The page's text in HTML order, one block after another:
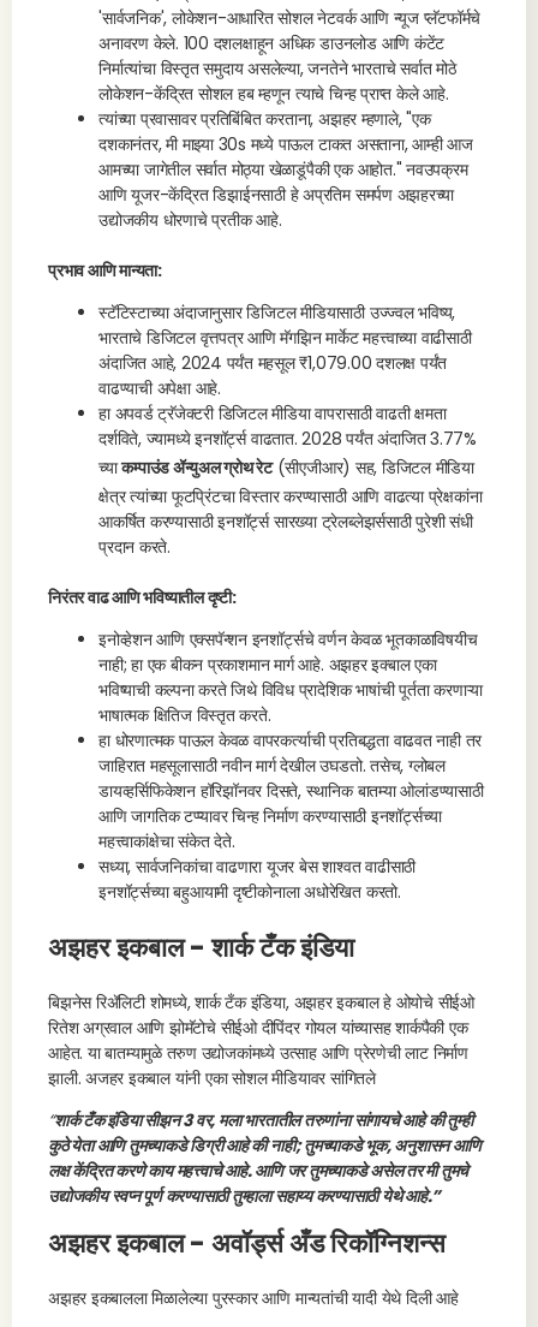
'सार्वजनिक', लोकेशन-आधारित सोशल नेटवर्क आणि न्यूज प्लॅटफॉर्मचे
अनावरण केले. 100 दशलक्षाहून अधिक डाउनलोड आणि कंटेंट
निर्मात्यांचा विस्तृत समुदाय असलेल्या, जनतेने भारताचे सर्वात मोठे
लोकेशन-केंद्रित सोशल हब म्हणून त्याचे चिन्ह प्राप्त केले आहे.
त्यांच्या प्रवासावर प्रतिबिंबित करताना, अझहर म्हणाले, "एक
दशकानंतर, मी माझ्या 30s मध्ये पाऊल टाकत असताना, आम्ही आज
आमच्या जागेतील सर्वात मोठ्या खेळाडूंपैकी एक आहोत." नवउपक्रम
आणि यूजर-केंद्रित डिझाईनसाठी हे अप्रतिम समर्पण अझहरच्या
उद्योजकीय धोरणाचे प्रतीक आहे.
प्रभाव आणि मान्यता:
स्टॅटिस्टाच्या अंदाजानुसार डिजिटल मीडियासाठी उज्ज्वल भविष्य,
भारताचे डिजिटल वृत्तपत्र आणि मॅगझिन मार्केट महत्त्वाच्या वाढीसाठी
अंदाजित आहे, 2024 पर्यंत महसूल ₹1,079.00 दशलक्ष पर्यंत
वाढण्याची अपेक्षा आहे.
हा अपवर्ड ट्रॅजेक्टरी डिजिटल मीडिया वापरासाठी वाढती क्षमता
दर्शविते, ज्यामध्ये इनशॉर्ट्स वाढतात. 2028 पर्यंत अंदाजित 3.77%
च्याकम्पाउंड ॲन्युअल ग्रोथ रेट(सीएजीआर) सह, डिजिटल मीडिया
क्षेत्र त्यांच्या फूटप्रिंटचा विस्तार करण्यासाठी आणि वाढत्या प्रेक्षकांना
आकर्षित करण्यासाठी इनशॉर्ट्स सारख्या ट्रेलब्लेझर्ससाठी पुरेशी संधी
प्रदान करते.
निरंतर वाढ आणि भविष्यातील दृष्टी:
इनोव्हेशन आणि एक्सपॅन्शन इनशॉर्ट्सचे वर्णन केवळ भूतकाळाविषयीच
नाही; हा एक बीकन प्रकाशमान मार्ग आहे. अझहर इक्बाल एका
भविष्याची कल्पना करते जिथे विविध प्रादेशिक भाषांची पूर्तता करणाऱ्या
भाषात्मक क्षितिज विस्तृत करते.
हा धोरणात्मक पाऊल केवळ वापरकर्त्याची प्रतिबद्धता वाढवत नाही तर
जाहिरात महसूलासाठी नवीन मार्ग देखील उघडतो. तसेच, ग्लोबल
डायव्हर्सिफिकेशन हॉरिझॉनवर दिसते, स्थानिक बातम्या ओलांडण्यासाठी
आणि जागतिक टप्प्यावर चिन्ह निर्माण करण्यासाठी इनशॉर्ट्सच्या
महत्त्वाकांक्षेचा संकेत देते.
सध्या, सार्वजनिकांचा वाढणारा यूजर बेस शाश्वत वाढीसाठी
इनशॉर्ट्सच्या बहुआयामी दृष्टीकोनाला अधोरेखित करतो.
अझहर इकबाल - शार्क टँक इंडिया
बिझनेस रिॲलिटी शोमध्ये, शार्क टँक इंडिया, अझहर इकबाल हे ओयोचे सीईओ
रितेश अग्रवाल आणि झोमॅटोचे सीईओ दीपिंदर गोयल यांच्यासह शार्कपैकी एक
आहेत. या बातम्यामुळे तरुण उद्योजकांमध्ये उत्साह आणि प्रेरणेची लाट निर्माण
झाली. अजहर इकबाल यांनी एका सोशल मीडियावर सांगितले
“शार्क टँक इंडिया सीझन 3 वर, मला भारतातील तरुणांना सांगायचे आहे की तुम्ही
कुठे येता आणि तुमच्याकडे डिग्री आहे की नाही; तुमच्याकडे भूक, अनुशासन आणि
लक्ष केंद्रित करणे काय महत्त्वाचे आहे. आणि जर तुमच्याकडे असेल तर मी तुमचे
उद्योजकीय स्वप्न पूर्ण करण्यासाठी तुम्हाला सहाय्य करण्यासाठी येथे आहे.”
अझहर इकबाल - अवॉर्ड्स अँड रिकॉग्निशन्स
अझहर इकबालला मिळालेल्या पुरस्कार आणि मान्यतांची यादी येथे दिली आहे